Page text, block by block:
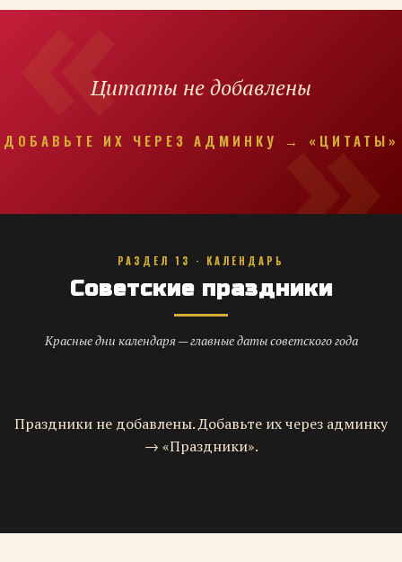
Цитаты не добавлены
ДОБАВЬТЕ ИХ ЧЕРЕЗ АДМИНКУ → «ЦИТАТЫ»
РАЗДЕЛ 13 · КАЛЕНДАРЬ
Советские праздники
Красные дни календаря — главные даты советского года
Праздники не добавлены. Добавьте их через админку
→ «Праздники».